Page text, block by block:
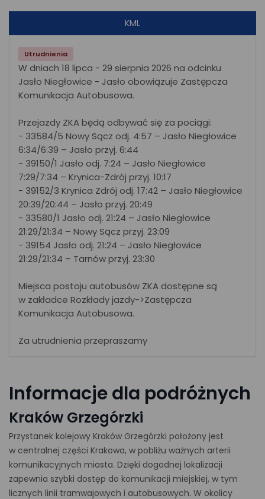
KML
Utrudnienia
W dniach 18 lipca - 29 sierpnia 2026 na odcinku
Jasło Niegłowice - Jasło obowiązuje Zastępcza
Komunikacja Autobusowa.
Przejazdy ZKA będą odbywać się za pociągi:
- 33584/5 Nowy Sącz odj. 4:57 – Jasło Niegłowice
6:34/6:39 – Jasło przyj. 6:44
- 39150/1 Jasło odj. 7:24 – Jasło Niegłowice
7:29/7:34 – Krynica-Zdrój przyj. 10:17
- 39152/3 Krynica Zdrój odj. 17:42 – Jasło Niegłowice
20:39/20:44 – Jasło przyj. 20:49
- 33580/1 Jasło odj. 21:24 – Jasło Niegłowice
21:29/21:34 – Nowy Sącz przyj. 23:09
- 39154 Jasło odj. 21:24 – Jasło Niegłowice
21:29/21:34 – Tarnów przyj. 23:30
Miejsca postoju autobusów ZKA dostępne są
w zakładce Rozkłady jazdy->Zastępcza
Komunikacja Autobusowa.
Za utrudnienia przepraszamy
Informacje dla podróżnych
Kraków Grzegórzki
Przystanek kolejowy Kraków Grzegórzki położony jest
w centralnej części Krakowa, w pobliżu ważnych arterii
komunikacyjnych miasta. Dzięki dogodnej lokalizacji
zapewnia szybki dostęp do komunikacji miejskiej, w tym
licznych linii tramwajowych i autobusowych. W okolicy